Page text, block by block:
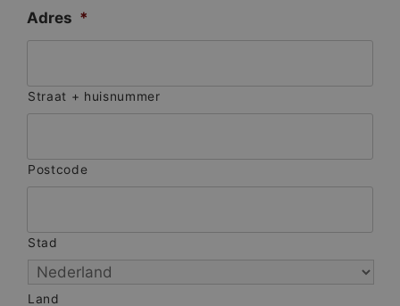
Adres *
Straat + huisnummer
Postcode
Stad
Land